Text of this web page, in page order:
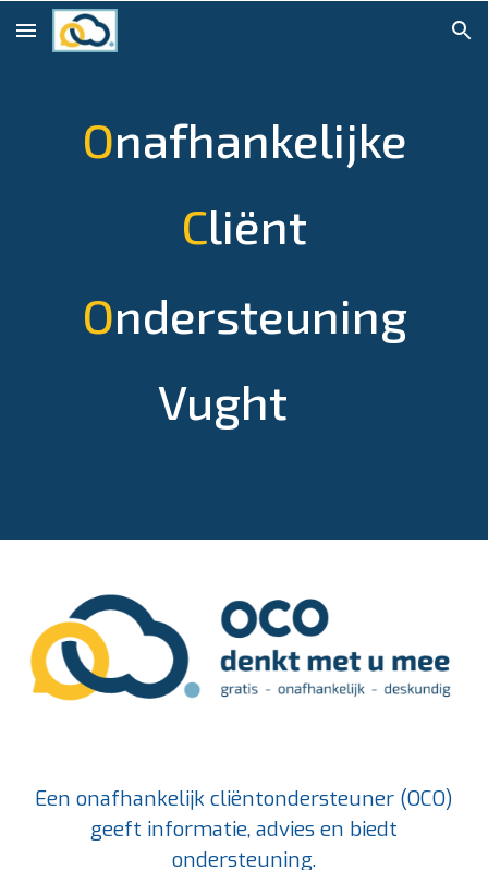
Skip to main content Skip to navigation
Onafhankelijke
Cliënt
Ondersteuning
Vught
Een onafhankelijk cliëntondersteuner (OCO)
geeft informatie, advies en biedt
ondersteuning.